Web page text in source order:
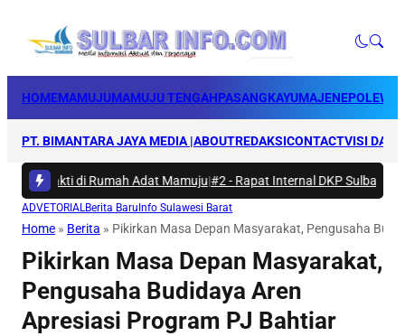
HOMEMAMUJUMAMUJU TENGAHPASANGKAYUMAJENE
PT. BIMANTARA JAYA MEDIA |ABOUTREDAKSICONTACTVISI DAN
Bakti di Rumah Adat Mamuju|#2 -Rapat Internal DKP Sulbar,
ADVETORIALBerita Baru Info Sulawesi Barat
Home » Berita » Pikirkan Masa Depan Masyarakat, Pengusaha
Pikirkan Masa Depan Masyarakat,
Pengusaha Budidaya Aren
Apresiasi Program PJ Bahtiar